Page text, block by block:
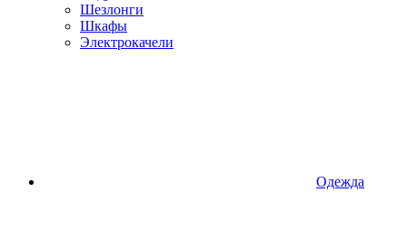
Шезлонги
Шкафы
Электрокачели
Одежда